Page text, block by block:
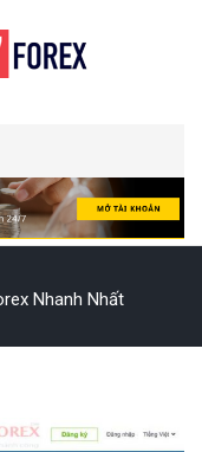
Nhanh Nhất